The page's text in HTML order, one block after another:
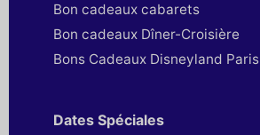
Bon cadeaux cabarets
Bon cadeaux Dîner-Croisière
Bons Cadeaux Disneyland Paris
Dates Spéciales